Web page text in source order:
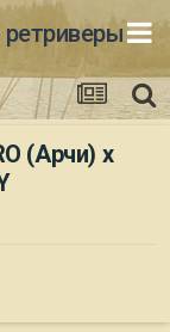
(Арчи) x